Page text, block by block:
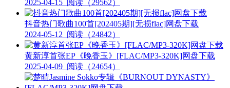
2025-04-15 阅读（29562）
抖音热门歌曲100首[202405期][无损flac]网盘下载
2024-05-12 阅读（24842）
黄新淳首张EP《晚香玉》[FLAC/MP3-320K]网盘下载
2025-04-09 阅读（24654）